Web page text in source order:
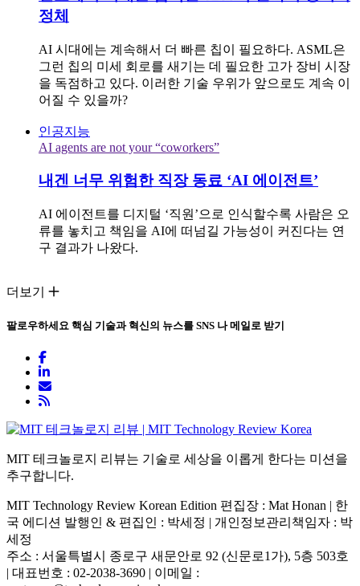
정체
AI 시대에는 계속해서 더 빠른 칩이 필요하다. ASML은
그런 칩의 미세 회로를 새기는 데 필요한 고가 장비 시장
을 독점하고 있다. 이러한 기술 우위가 앞으로도 계속 이
어질 수 있을까?
인공지능
AI agents are not your “coworkers”
내겐 너무 위험한 직장 동료 ‘AI 에이전트’
AI 에이전트를 디지털 ‘직원’으로 인식할수록 사람은 오
류를 놓치고 책임을 AI에 떠넘길 가능성이 커진다는 연
구 결과가 나왔다.
더보기
팔로우하세요 핵심 기술과 혁신의 뉴스를 SNS 나 메일로 받기
MIT 테크놀로지 리뷰는 기술로 세상을 이롭게 한다는 미션을
추구합니다.
MIT Technology Review Korean Edition 편집장 : Mat Honan | 한
국 에디션 발행인 & 편집인 : 박세정 | 개인정보관리책임자 : 박
세정
주소 : 서울특별시 종로구 새문안로 92 (신문로1가), 5층 503호
| 대표번호 : 02-2038-3690 | 이메일 :